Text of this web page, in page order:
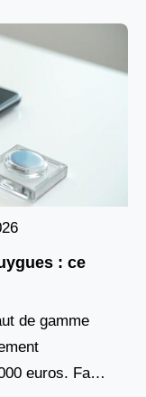
: ce
de gamme
euros. Face